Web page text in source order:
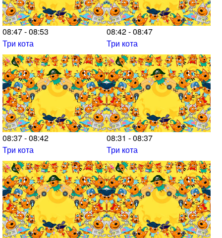
08:47 - 08:53
Три кота
08:42 - 08:47
Три кота
08:37 - 08:42
Три кота
08:31 - 08:37
Три кота